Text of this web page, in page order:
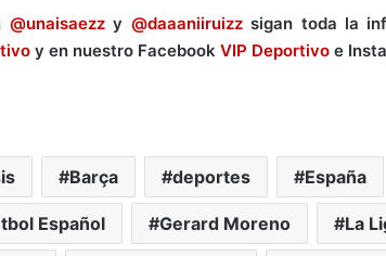
@unaisaezzy @daaaniiruizz sigan toda la
y en nuestro Facebook VIP Deportivo e
Barça deportes España
Español Gerard Moreno La